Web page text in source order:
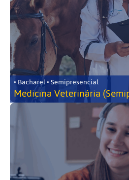
• Bacharel • Semipresencial
Medicina Veterinária